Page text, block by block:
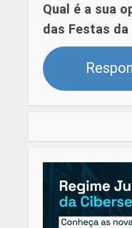
Qual é a sua
das Festas da